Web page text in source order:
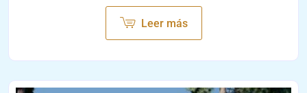
Leer más